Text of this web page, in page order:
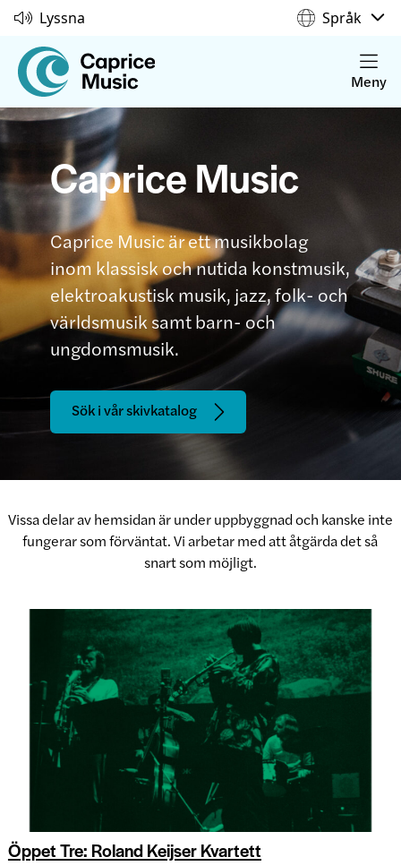
Lyssna Språk
Meny
Caprice Music
Caprice Music är ett musikbolag
inom klassisk och nutida konstmusik,
elektroakustisk musik, jazz, folk- och
världsmusik samt barn- och
ungdomsmusik.
Sök i vår skivkatalog
Vissa delar av hemsidan är under uppbyggnad och kanske inte
fungerar som förväntat. Vi arbetar med att åtgärda det så
snart som möjligt.
Öppet Tre: Roland Keijser Kvartett